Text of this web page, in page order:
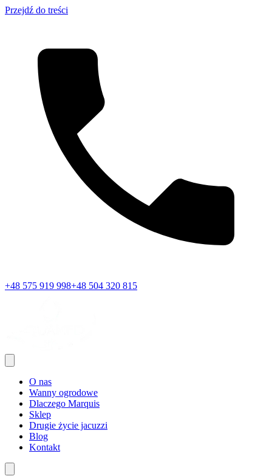
Przejdź do treści
+48 575 919 998+48 504 320 815
O nas
Wanny ogrodowe
Dlaczego Marquis
Sklep
Drugie życie jacuzzi
Blog
Kontakt